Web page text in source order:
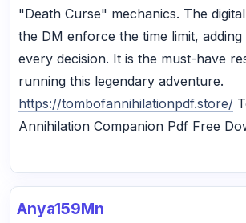
"Death Curse" mechanics. The
the DM enforce the time limit, adding
every decision. It is the must-have
running this legendary adventure.
https://tombofannihilationpdf.store/
Annihilation Companion Pdf Free
Anya159Mn